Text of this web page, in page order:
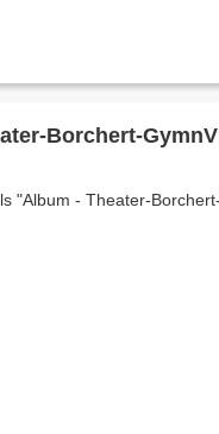
Borchert-